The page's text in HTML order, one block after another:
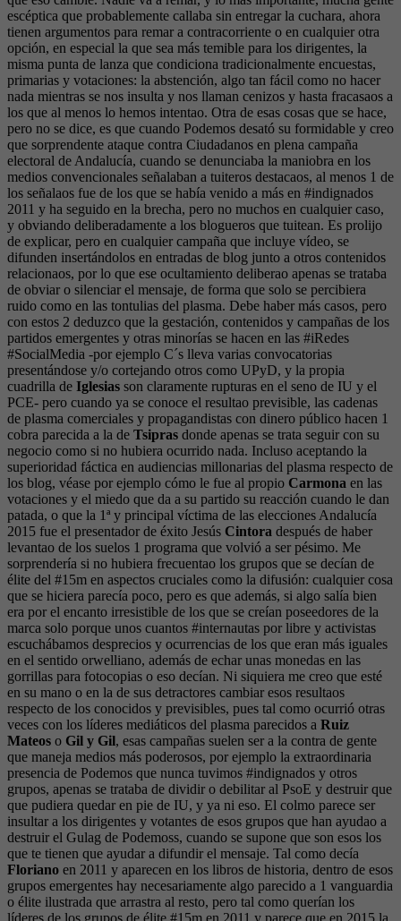
escéptica que probablemente callaba sin entregar la cuchara, ahora
tienen argumentos para remar a contracorriente o en cualquier otra
opción, en especial la que sea más temible para los dirigentes, la
misma punta de lanza que condiciona tradicionalmente encuestas,
primarias y votaciones: la abstención, algo tan fácil como no hacer
nada mientras se nos insulta y nos llaman cenizos y hasta fracasaos a
los que al menos lo hemos intentao. Otra de esas cosas que se hace,
pero no se dice, es que cuando Podemos desató su formidable y creo
que sorprendente ataque contra Ciudadanos en plena campaña
electoral de Andalucía, cuando se denunciaba la maniobra en los
medios convencionales señalaban a tuiteros destacaos, al menos 1 de
los señalaos fue de los que se había venido a más en #indignados
2011 y ha seguido en la brecha, pero no muchos en cualquier caso,
y obviando deliberadamente a los blogueros que tuitean. Es prolijo
de explicar, pero en cualquier campaña que incluye vídeo, se
difunden insertándolos en entradas de blog junto a otros contenidos
relacionaos, por lo que ese ocultamiento deliberao apenas se trataba
de obviar o silenciar el mensaje, de forma que solo se percibiera
ruido como en las tontulias del plasma. Debe haber más casos, pero
con estos 2 deduzco que la gestación, contenidos y campañas de los
partidos emergentes y otras minorías se hacen en las #iRedes
#SocialMedia -por ejemplo C´s lleva varias convocatorias
presentándose y/o cortejando otros como UPyD, y la propia
cuadrilla de Iglesias son claramente rupturas en el seno de IU y el
PCE- pero cuando ya se conoce el resultao previsible, las cadenas
de plasma comerciales y propagandistas con dinero público hacen 1
cobra parecida a la de Tsipras donde apenas se trata seguir con su
negocio como si no hubiera ocurrido nada. Incluso aceptando la
superioridad fáctica en audiencias millonarias del plasma respecto de
los blog, véase por ejemplo cómo le fue al propio Carmona en las
votaciones y el miedo que da a su partido su reacción cuando le dan
patada, o que la 1ª y principal víctima de las elecciones Andalucía
2015 fue el presentador de éxito Jesús Cintora después de haber
levantao de los suelos 1 programa que volvió a ser pésimo. Me
sorprendería si no hubiera frecuentao los grupos que se decían de
élite del #15m en aspectos cruciales como la difusión: cualquier cosa
que se hiciera parecía poco, pero es que además, si algo salía bien
era por el encanto irresistible de los que se creían poseedores de la
marca solo porque unos cuantos #internautas por libre y activistas
escuchábamos desprecios y ocurrencias de los que eran más iguales
en el sentido orwelliano, además de echar unas monedas en las
gorrillas para fotocopias o eso decían. Ni siquiera me creo que esté
en su mano o en la de sus detractores cambiar esos resultaos
respecto de los conocidos y previsibles, pues tal como ocurrió otras
veces con los líderes mediáticos del plasma parecidos a Ruiz
Mateos o Gil y Gil, esas campañas suelen ser a la contra de gente
que maneja medios más poderosos, por ejemplo la extraordinaria
presencia de Podemos que nunca tuvimos #indignados y otros
grupos, apenas se trataba de dividir o debilitar al PsoE y destruir que
que pudiera quedar en pie de IU, y ya ni eso. El colmo parece ser
insultar a los dirigentes y votantes de esos grupos que han ayudao a
destruir el Gulag de Podemoss, cuando se supone que son esos los
que te tienen que ayudar a difundir el mensaje. Tal como decía
Floriano en 2011 y aparecen en los libros de historia, dentro de esos
grupos emergentes hay necesariamente algo parecido a 1 vanguardia
o élite ilustrada que arrastra al resto, pero tal como querían los
líderes de los grupos de élite #15m en 2011 y parece que en 2015 la